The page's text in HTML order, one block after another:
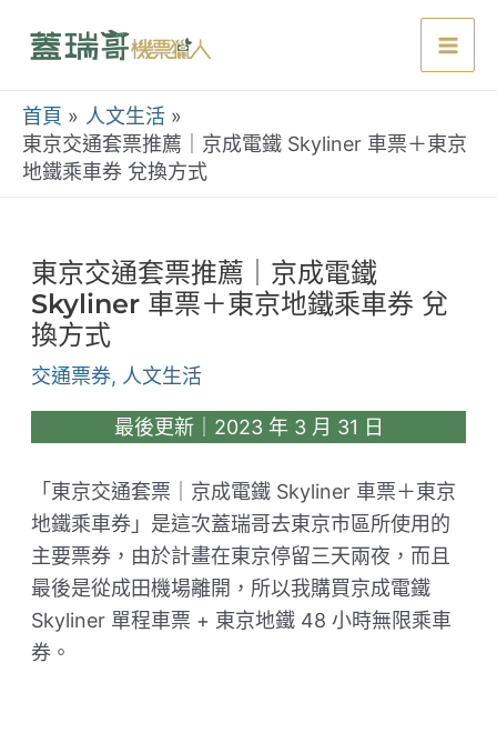
首頁
人文生活
東京交通套票推薦｜京成電鐵 Skyliner 車票＋東京
地鐵乘車券 兌換方式
東京交通套票推薦｜京成電鐵
Skyliner 車票＋東京地鐵乘車券 兌
換方式
交通票券, 人文生活
最後更新｜2023 年 3 月 31 日
「東京交通套票｜京成電鐵 Skyliner 車票＋東京
地鐵乘車券」是這次蓋瑞哥去東京市區所使用的
主要票券，由於計畫在東京停留三天兩夜，而且
最後是從成田機場離開，所以我購買京成電鐵
Skyliner 單程車票 + 東京地鐵 48 小時無限乘車
券。